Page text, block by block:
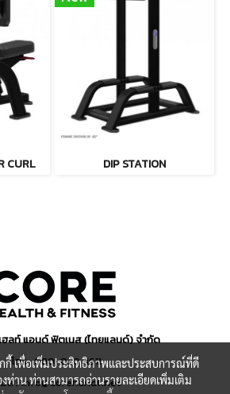
CURL DIP STATION
ฮลท์ แอนด์ ฟิตเนส (ไทยแลนด์) จำกัด
โทร : 080-030-1611
: info@corehandf.net
กกี้ เพื่อเพิ่มประสิทธิภาพและประสบการณ์ที่ดี
งท่าน ท่านสามารถอ่านรายละเอียดเพิ่มเติม